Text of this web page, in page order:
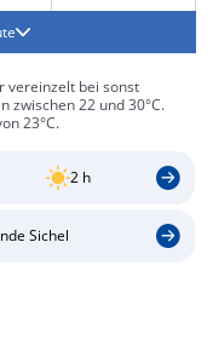
vereinzelt bei sonst
zwischen 22 und 30°C.
23°C.
2 h
Sichel